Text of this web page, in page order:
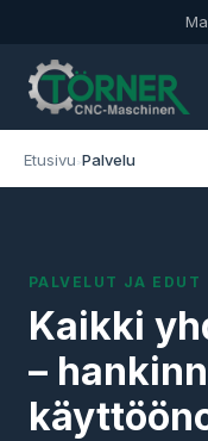
Etusivu Palvelu
PALVELUT JA EDUT
Kaikki
–